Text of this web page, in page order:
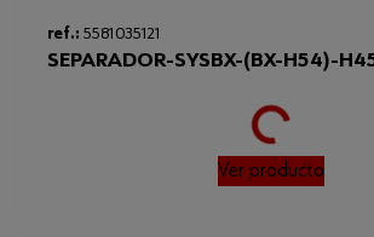
ref.: 5581035121
SEPARADOR-SYSBX-(BX-H54)-
Loading...
Ver producto